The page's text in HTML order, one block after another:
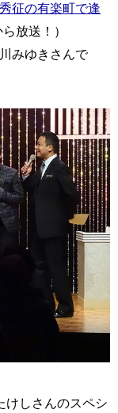
征の有楽町で逢
放送！）
みゆきさんで
けしさんのスペシ